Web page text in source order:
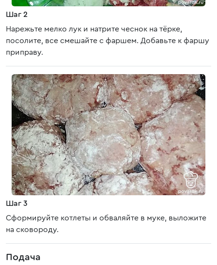
Шаг 2
Нарежьте мелко лук и натрите чеснок на тёрке,
посолите, все смешайте с фаршем. Добавьте к фаршу
приправу.
Шаг 3
Сформируйте котлеты и обваляйте в муке, выложите
на сковороду.
Подача